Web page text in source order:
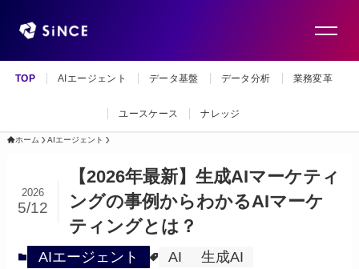
TOP AIエージェント データ基盤 データ分析 業務変革
ユースケース ナレッジ
ホーム AIエージェント
【2026年最新】生成AIマーケティ
ングの事例からわかるAIマーケ
ティングとは？
2026
5/12
AIエージェント AI 生成AI